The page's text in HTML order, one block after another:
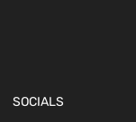
SOCIALS